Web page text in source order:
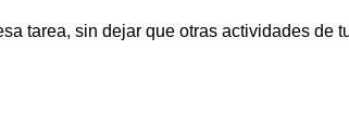
tarea, sin dejar que otras actividades de